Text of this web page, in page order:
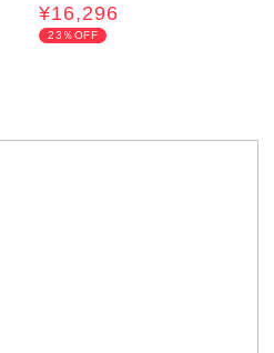
¥16,296
23％OFF